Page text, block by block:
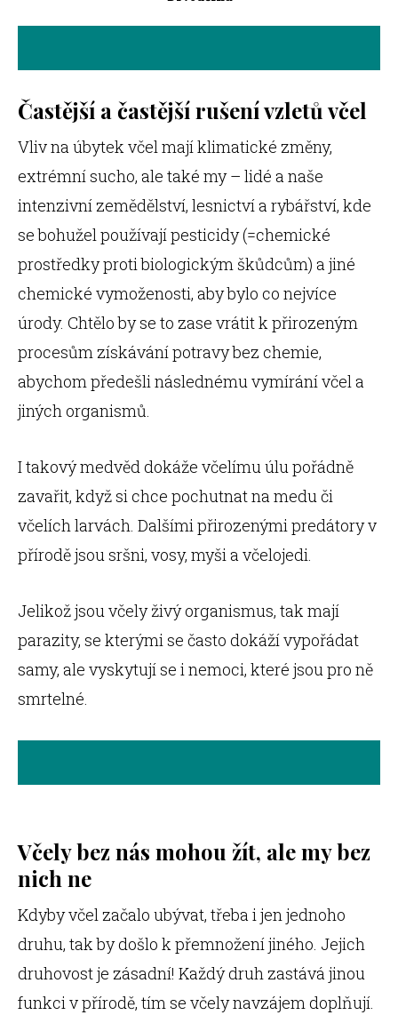
Častější a častější rušení vzletů včel
Vliv na úbytek včel mají klimatické změny,
extrémní sucho, ale také my – lidé a naše
intenzivní zemědělství, lesnictví a rybářství, kde
se bohužel používají pesticidy (=chemické
prostředky proti biologickým škůdcům) a jiné
chemické vymoženosti, aby bylo co nejvíce
úrody. Chtělo by se to zase vrátit k přirozeným
procesům získávání potravy bez chemie,
abychom předešli následnému vymírání včel a
jiných organismů.
I takový medvěd dokáže včelímu úlu pořádně
zavařit, když si chce pochutnat na medu či
včelích larvách. Dalšími přirozenými predátory v
přírodě jsou sršni, vosy, myši a včelojedi.
Jelikož jsou včely živý organismus, tak mají
parazity, se kterými se často dokáží vypořádat
samy, ale vyskytují se i nemoci, které jsou pro ně
smrtelné.
Včely bez nás mohou žít, ale my bez
nich ne
Kdyby včel začalo ubývat, třeba i jen jednoho
druhu, tak by došlo k přemnožení jiného. Jejich
druhovost je zásadní! Každý druh zastává jinou
funkci v přírodě, tím se včely navzájem doplňují.